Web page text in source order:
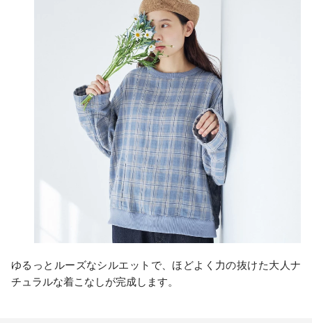
ゆるっとルーズなシルエットで、ほどよく力の抜けた大人ナ
チュラルな着こなしが完成します。